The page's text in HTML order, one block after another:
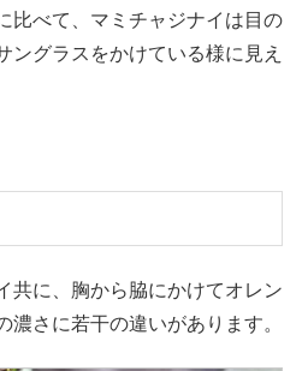
比べて、マミチャジナイは目の
ングラスをかけている様に見え
共に、胸から脇にかけてオレン
濃さに若干の違いがあります。